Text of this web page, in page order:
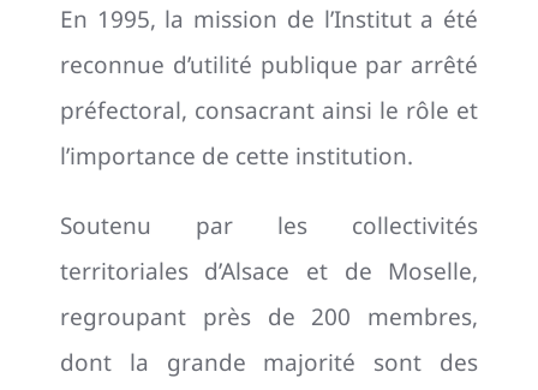
En 1995, la mission de l’Institut a été
reconnue d’utilité publique par arrêté
préfectoral, consacrant ainsi le rôle et
l’importance de cette institution.
Soutenu par les collectivités
territoriales d’Alsace et de Moselle,
regroupant près de 200 membres,
dont la grande majorité sont des